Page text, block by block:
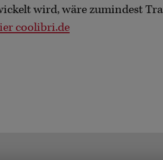
wird, wäre zumindest
coolibri.de